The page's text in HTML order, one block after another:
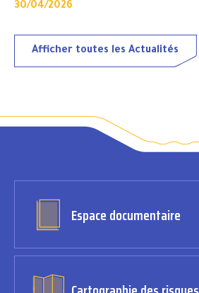
30/04/2026
Afficher toutes les Actualités
Espace documentaire